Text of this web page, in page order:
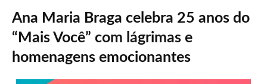
Ana Maria Braga celebra 25 anos do
“Mais Você” com lágrimas e
homenagens emocionantes